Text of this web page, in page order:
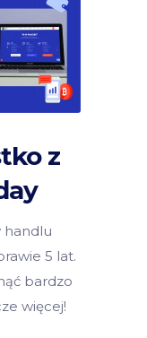
z
handlu
5 lat.
bardzo
więcej!